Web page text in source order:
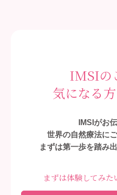
IMSIの
気になる
IMSIがお
世界の自然療法に
まずは第一歩を踏み
まずは体験してみた